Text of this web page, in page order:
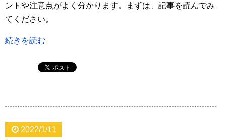
ントや注意点がよく分かります。まずは、記事を読んでみ
てください。
続きを読む
2022/1/11